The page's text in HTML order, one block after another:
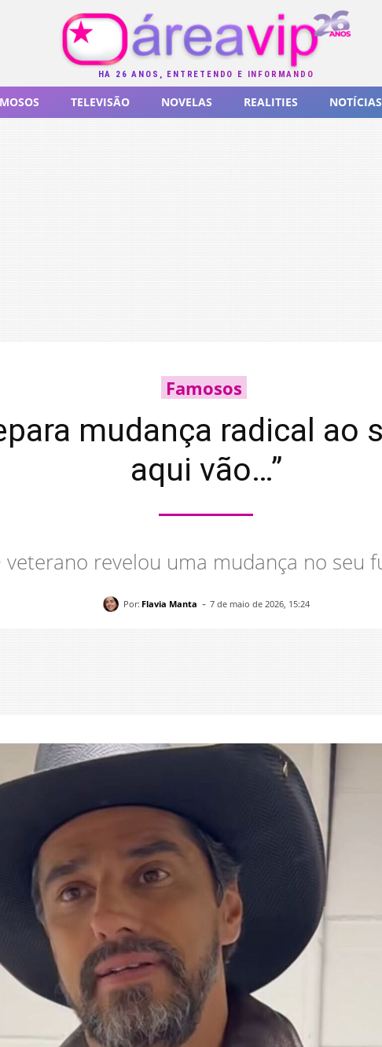
HÁ 26 ANOS, ENTRETENDO E INFORMANDO
TELEVISÃO NOVELAS REALITIES NOTÍCIAS
Famosos
mudança radical ao
aqui vão…”
veterano revelou uma mudança no seu
Por: Flavia Manta - 7 de maio de 2026, 15:24